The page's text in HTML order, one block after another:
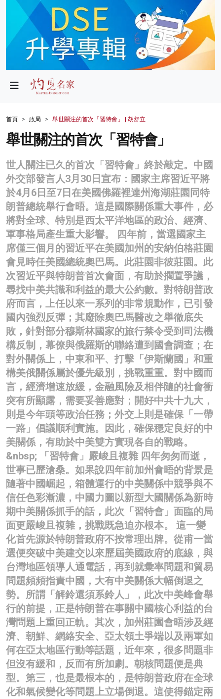
政局
財經
生活
商業
科技
影片
名家榜
灼見活動
關於我們
首頁 政局 舉世關注的首次「習特會」 | 胡舒立
舉世關注的首次「習特會」
世人關注已久的首次「習特會」終於敲定。中國
外交部發言人3月30日宣布：國家主席習近平將
於4月6日至7日在美國佛羅裡達州海湖莊園同特
朗普總統舉行會晤。這是國際關係重大事件，必
將對全球、特別是西太平洋地區的政治、經濟、
軍事格局產生重大影響。 四年前，當選國家主
席僅三個月的習近平在美國加州的安納伯格莊園
會見時任美國總統奧巴馬。此莊園非彼莊園。此
次習近平與特朗普首次會面，有助於擱置爭議，
尋找中美共識和利益的最大公約數。對特朗普政
府而言，上任以來一系列的非常規動作，已引發
國內強烈反彈；其廢除奧巴馬醫改之舉徹底失
敗，針對部分穆斯林國家的旅行禁令受到司法機
構反制，幕僚與俄羅斯的聯絡遭到國會調查；在
對外關係上，中東和平、打擊「伊斯蘭國」和重
構美俄關係屬於優先級別，挑戰重重。對中國而
言，經濟增速放緩，金融風險及相伴隨的社會衝
突有所顯露，需要妥善應對；開好中共十九大，
則是今年頭等政治任務；外交上則是確保「一帶
一路」倡議順利實施。因此，確保穩定良好的中
美關係，有助於中美雙方實現各自的戰略。
&nbsp; 「習特會」嚴峻且複雜 四年匆匆而逝，
世事已歷滄桑。如果說四年前加州會晤的背景是
隨著中國崛起，箱體運行的中美關係中競爭與不
信任色彩漸濃，中國力圖以新型大國關係為新時
期中美關係抓手的話，此次「習特會」面臨的局
面更嚴峻且複雜，挑戰既急迫亦根本。 這一變
化首先源於特朗普政府不按常理出牌。從甫一當
選便突破中美建交以來歷屆美國政府的底線，與
台灣地區領導人通電話，再到就彙率問題和貿易
問題頻頻指責中國，大有中美關係大幅倒退之
勢。所謂「解鈴還須系鈴人」，此次中美峰會舉
行的前提，正是特朗普在事關中國核心利益的台
灣問題上重回正軌。其次，加州莊園會晤涉及經
濟、朝鮮、網絡安全、亞太領土爭端以及兩軍如
何在亞太地區行動等話題，近年來，很多問題非
但沒有緩和，反而有所加劇。朝核問題便是典
型。第三，也是最根本的，是特朗普政府在全球
化和氣候變化等問題上立場倒退。這使得錨定兩